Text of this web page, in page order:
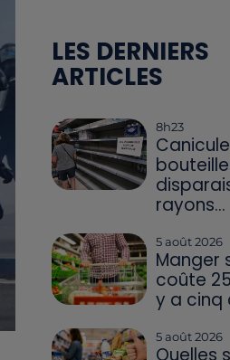
LES DERNIERS
ARTICLES
8h23
rayons...
5 août 2026
Manger
coûte
y a cinq
5 août 2026
Quelles